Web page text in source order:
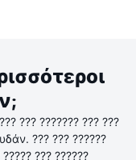
??? ??????? ??? ???
??? ??? ??????
??? ??????